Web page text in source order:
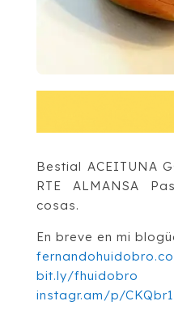
Bestial ACEITUNA
RTE ALMANSA
cosas.
En breve en mi
bit.ly/fhuidobro
instagr.am/p/